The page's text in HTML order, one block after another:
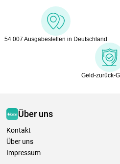
54 007 Ausgabestellen in Deutschland
Geld-zurück-
Über uns
Kontakt
Über uns
Impressum